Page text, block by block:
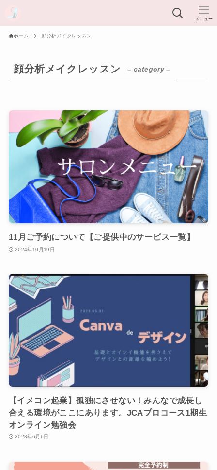
メニュー
ホーム 顔分析メイクレッスン
顔分析メイクレッスン – category –
11月ご予約について【ご提供中のサービス一覧】
2024年10月19日
【イメコン起業】孤独にさせない！みんなで成長し
合える環境がここにあります。JCAプロコース1期生
オンライン勉強会
2023年6月6日